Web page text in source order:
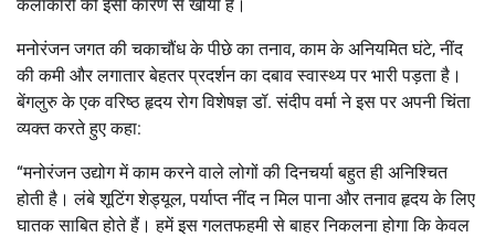
कलाकारों को इसी कारण से खोया है।
मनोरंजन जगत की चकाचौंध के पीछे का तनाव, काम के अनियमित घंटे, नींद
की कमी और लगातार बेहतर प्रदर्शन का दबाव स्वास्थ्य पर भारी पड़ता है।
बेंगलुरु के एक वरिष्ठ हृदय रोग विशेषज्ञ डॉ. संदीप वर्मा ने इस पर अपनी चिंता
व्यक्त करते हुए कहा:
“मनोरंजन उद्योग में काम करने वाले लोगों की दिनचर्या बहुत ही अनिश्चित
होती है। लंबे शूटिंग शेड्यूल, पर्याप्त नींद न मिल पाना और तनाव हृदय के लिए
घातक साबित होते हैं। हमें इस गलतफहमी से बाहर निकलना होगा कि केवल